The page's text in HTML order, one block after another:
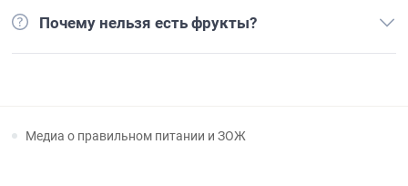
Почему нельзя есть фрукты?
Медиа о правильном питании и ЗОЖ